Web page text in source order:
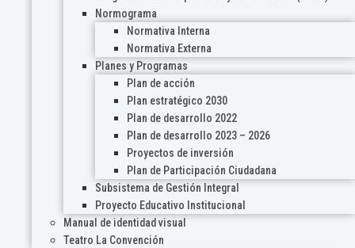
Normograma
Normativa Interna
Normativa Externa
Planes y Programas
Plan de acción
Plan estratégico 2030
Plan de desarrollo 2022
Plan de desarrollo 2023 – 2026
Proyectos de inversión
Plan de Participación Ciudadana
Subsistema de Gestión Integral
Proyecto Educativo Institucional
Manual de identidad visual
Teatro La Convención